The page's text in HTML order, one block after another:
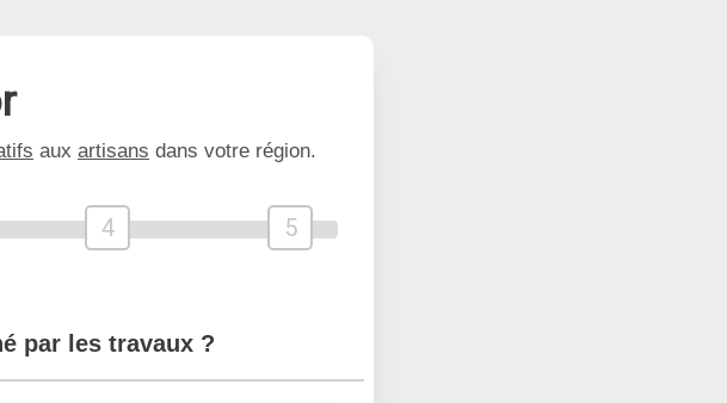
aux artisans dans votre région.
4 5
par les travaux ?